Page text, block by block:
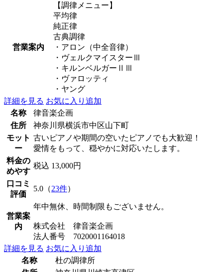
営業案内
【調律メニュー】
平均律
純正律
古典調律
・アロン（中全音律）
・ヴェルクマイスターⅢ
・キルンベルガーⅡⅢ
・ヴァロッティ
・ヤング
詳細を見る お気に入り追加
名称
律音楽企画
住所
神奈川県横浜市中区山下町
モット
ー
古いピアノや期間の空いたピアノでも大歓迎！
愛情をもって、穏やかに対応いたします。
料金の
めやす
税込 13,000円
口コミ
評価
5.0（23件）
営業案
内
年中無休、時間制限もございません。
株式会社 律音楽企画
法人番号 7020001164018
詳細を見る お気に入り追加
名称
杜の調律所